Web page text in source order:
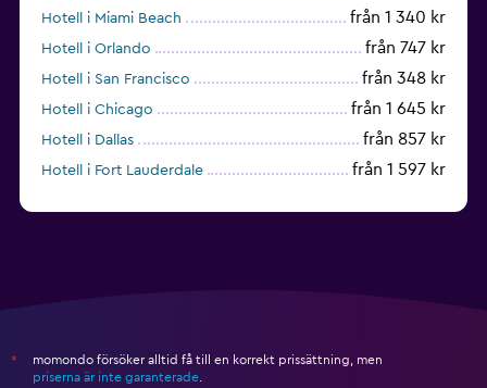
Hotell i Miami Beach från 1 340 kr
Hotell i Orlando från 747 kr
Hotell i San Francisco från 348 kr
Hotell i Chicago från 1 645 kr
Hotell i Dallas från 857 kr
Hotell i Fort Lauderdale från 1 597 kr
*
momondo försöker alltid få till en korrekt prissättning, men
priserna är inte garanterade